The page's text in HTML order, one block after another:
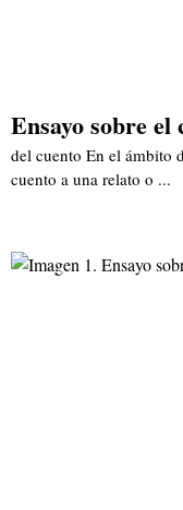
Ensayo sobre el
del cuento En el ámbito
cuento a una relato o ...